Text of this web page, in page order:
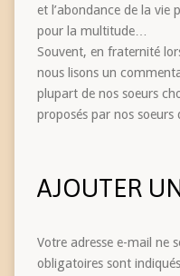
et l’abondance de la vie
pour la multitude…
Souvent, en fraternité
nous lisons un
plupart de nos soeurs
proposés par nos
AJOUTER
Votre adresse e-mail ne
obligatoires sont